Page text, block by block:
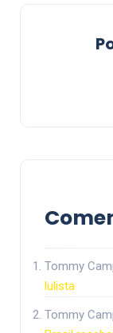
Tommy
lulista
Tommy